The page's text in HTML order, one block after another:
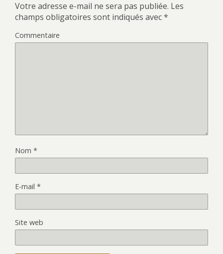
Votre adresse e-mail ne sera pas publiée. Les
champs obligatoires sont indiqués avec*
Commentaire
Nom *
E-mail *
Site web